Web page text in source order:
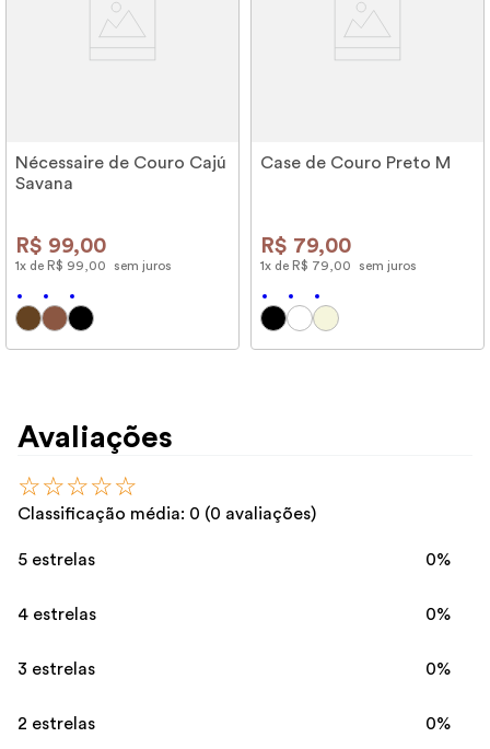
Nécessaire de Couro Cajú
Savana
R$ 99,00
1x de R$ 99 00 sem juros
Case de Couro Preto M
R$ 79,00
1x de R$ 79 00 sem juros
Avaliações
☆☆☆☆☆
Classificação média: 0 (0 avaliações)
5 estrelas 0%
4 estrelas 0%
3 estrelas 0%
2 estrelas 0%